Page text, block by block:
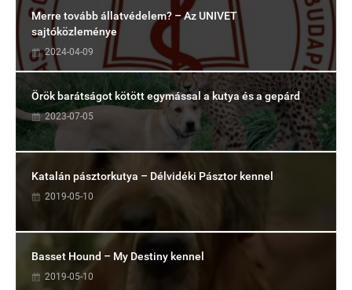
Merre tovább állatvédelem? – Az UNIVET
sajtóközleménye
2024-04-09
Örök barátságot kötött egymással a kutya és a gepárd
2023-07-05
Katalán pásztorkutya – Délvidéki Pásztor kennel
2019-05-10
Basset Hound – My Destiny kennel
2019-05-10